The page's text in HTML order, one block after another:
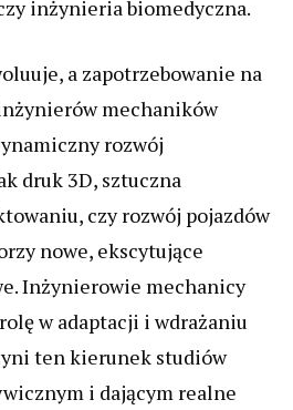
inżynieria biomedyczna.
a zapotrzebowanie na
mechaników
rozwój
druk 3D, sztuczna
czy rozwój pojazdów
nowe, ekscytujące
Inżynierowie mechanicy
w adaptacji i wdrażaniu
ten kierunek studiów
i dającym realne